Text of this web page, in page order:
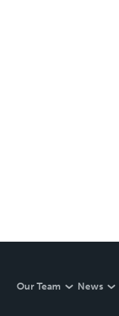
Our Team News